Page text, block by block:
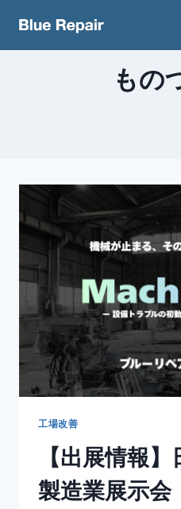
もの
工場改善
【出展情報
製造業展示会